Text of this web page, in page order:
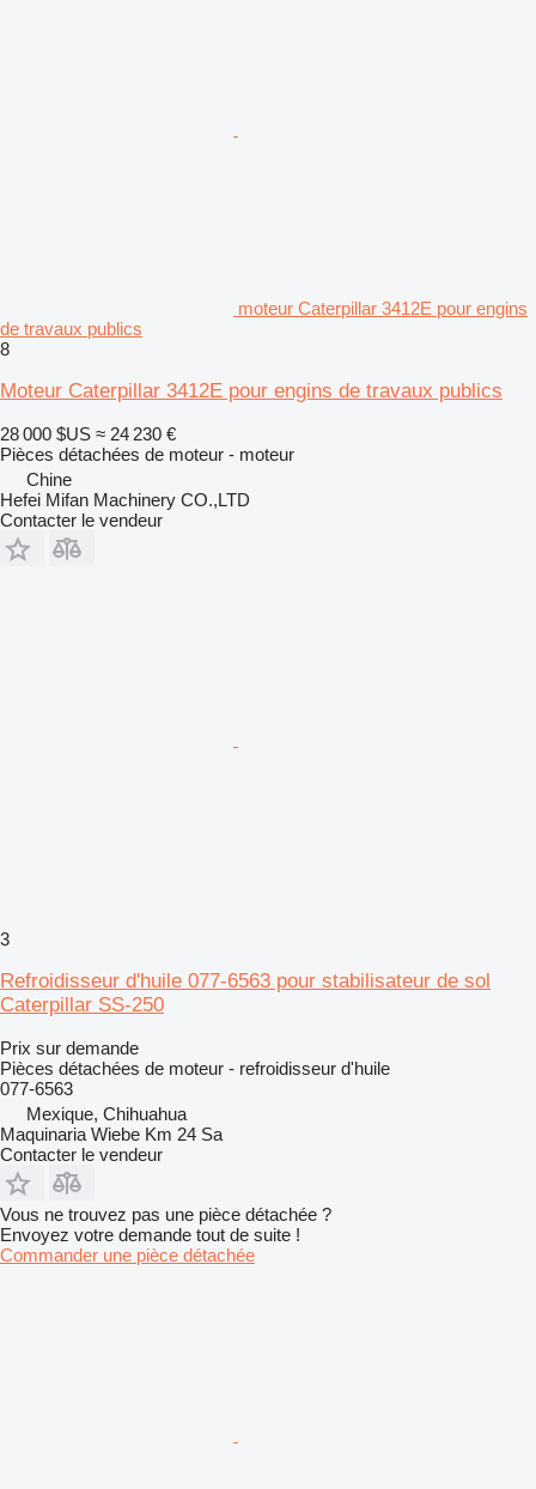
moteur Caterpillar 3412E pour engins
de travaux publics
8
Moteur Caterpillar 3412E pour engins de travaux publics
28 000 $US ≈ 24 230 €
Pièces détachées de moteur - moteur
Chine
Hefei Mifan Machinery CO.,LTD
Contacter le vendeur
3
Refroidisseur d'huile 077-6563 pour stabilisateur de sol
Caterpillar SS-250
Prix sur demande
Pièces détachées de moteur - refroidisseur d'huile
077-6563
Mexique, Chihuahua
Maquinaria Wiebe Km 24 Sa
Contacter le vendeur
Vous ne trouvez pas une pièce détachée ?
Envoyez votre demande tout de suite !
Commander une pièce détachée